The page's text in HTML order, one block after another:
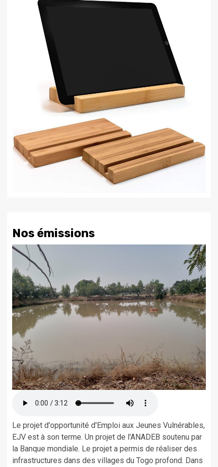
Nos émissions
Le projet d'opportunité d'Emploi aux Jeunes Vulnérables,
EJV est à son terme. Un projet de l'ANADEB soutenu par
la Banque mondiale. Le projet a permis de réaliser des
infrastructures dans des villages du Togo profond. Dans